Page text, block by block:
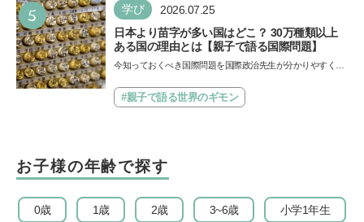
5 学び 2026.07.25
日本より苗字が多い国はどこ？ 30万種類以上
ある国の理由とは【親子で語る国際問題】
今知っておくべき国際問題を国際政治先生が分かりやすく解
類…
#親子で語る世界のギモン
お子様の年齢で探す
0歳 1歳 2歳 3~6歳 小学1年生